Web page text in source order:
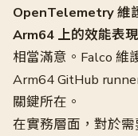
OpenTelemetry 維
Arm64 上的效能表
相當滿意。Falco 維
Arm64 GitHub
關鍵所在。
在實務層面，對於